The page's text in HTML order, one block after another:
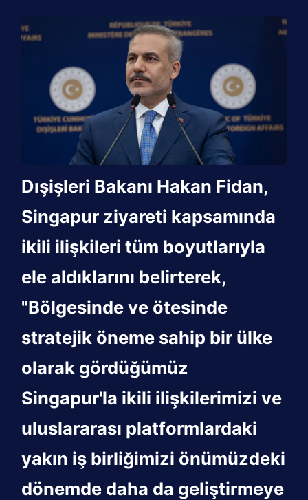
Dışişleri Bakanı Hakan Fidan,
Singapur ziyareti kapsamında
ikili ilişkileri tüm boyutlarıyla
ele aldıklarını belirterek,
"Bölgesinde ve ötesinde
stratejik öneme sahip bir ülke
olarak gördüğümüz
Singapur'la ikili ilişkilerimizi ve
uluslararası platformlardaki
yakın iş birliğimizi önümüzdeki
dönemde daha da geliştirmeye